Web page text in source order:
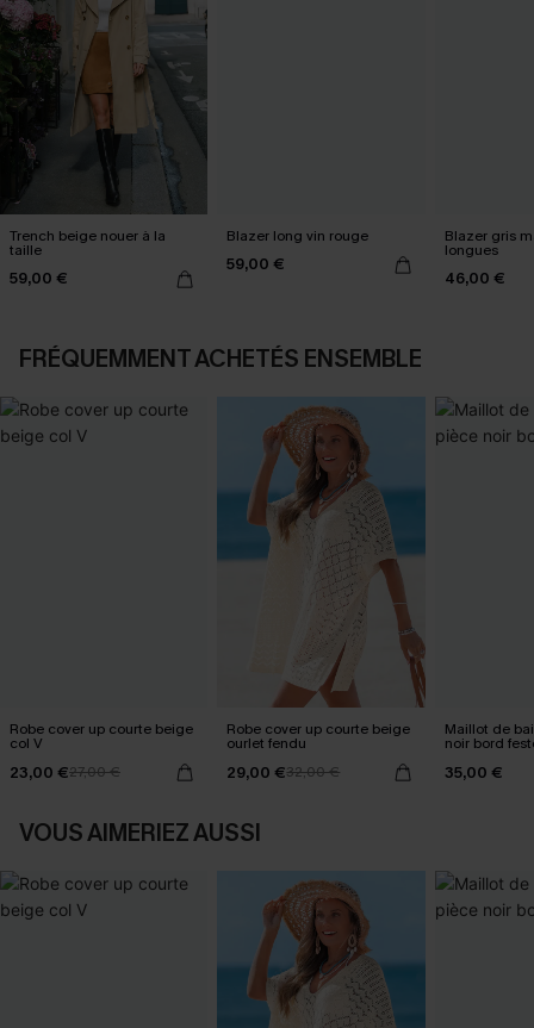
Trench beige nouer à la
taille
59,00 €
Blazer long vin rouge
59,00 €
Blazer gris
longues
46,00 €
FRÉQUEMMENT ACHETÉS ENSEMBLE
Robe cover up courte beige
col V
23,00 €27,00 €
Robe cover up courte beige
ourlet fendu
29,00 €32,00 €
Maillot de
noir bord
35,00 €
VOUS AIMERIEZ AUSSI